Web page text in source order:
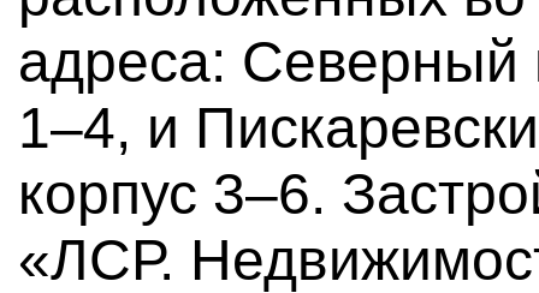
адреса: Северный
1–4, и
корпус 3–6.
«ЛСР.